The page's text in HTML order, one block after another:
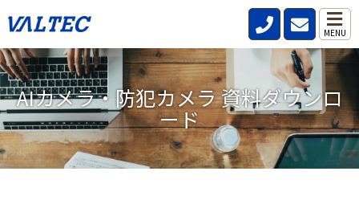
MENU
AIカメラ・防犯カメラ 資料ダウンロ
ード
※半角カタカナのご使用はご遠慮願います。